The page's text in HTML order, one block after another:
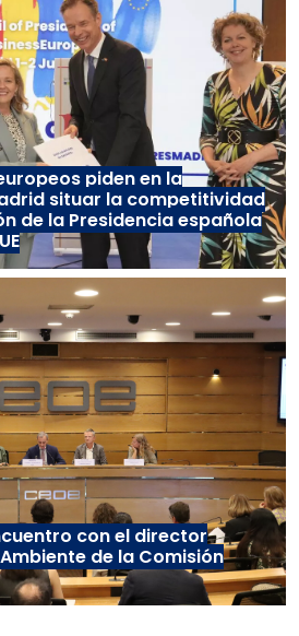
piden en la
situar la competitividad
de la Presidencia española
con el director
de la Comisión